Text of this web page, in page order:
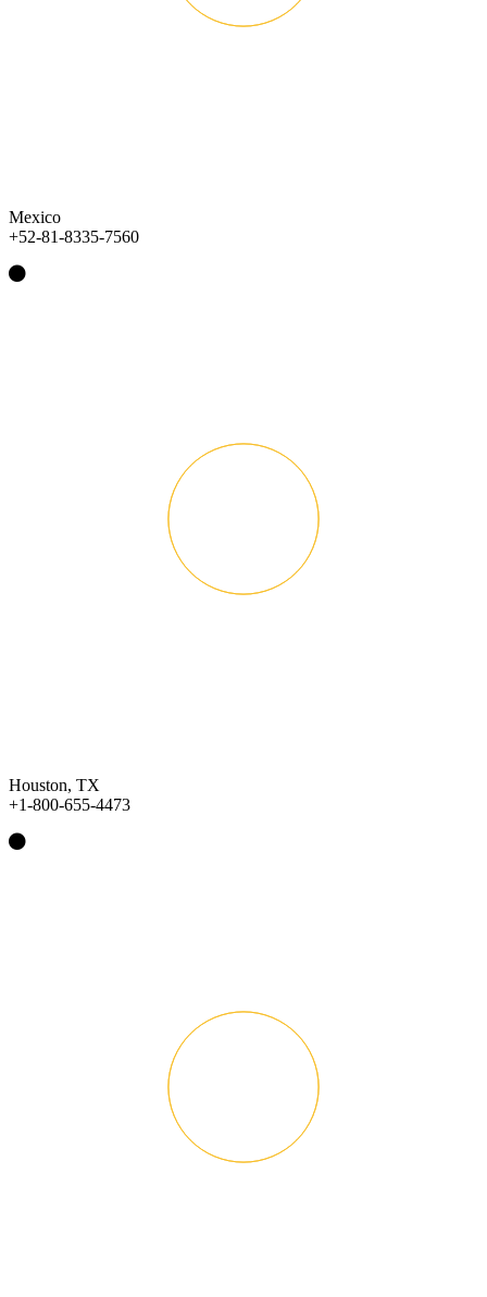
Mexico
+52-81-8335-7560
Houston, TX
+1-800-655-4473